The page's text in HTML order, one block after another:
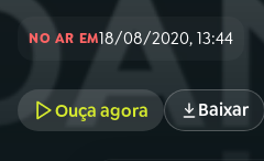
INÍCIO
A RÁDIO
NO AR EM18/08/2020, 13:44
Ouça agora Baixar